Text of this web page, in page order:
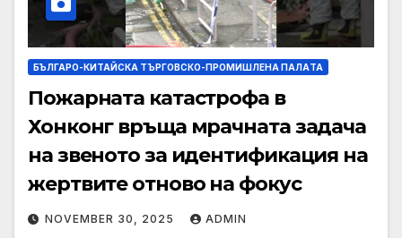
БЪЛГАРО-КИТАЙСКА ТЪРГОВСКО-ПРОМИШЛЕНА ПАЛAТА
Пожарната катастрофа в
Хонконг връща мрачната задача
на звеното за идентификация на
жертвите отново на фокус
NOVEMBER 30, 2025 ADMIN